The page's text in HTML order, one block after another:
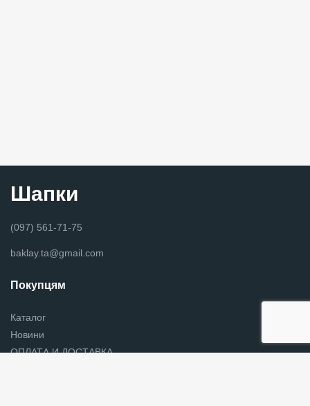
Шапки
(097) 561-71-75
baklay.ta@gmail.com
Покупцям
Каталог
Новини
ОПЛАТА И ДОСТАВКА